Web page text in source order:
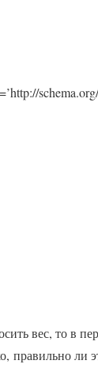
вес, то в
правильно ли